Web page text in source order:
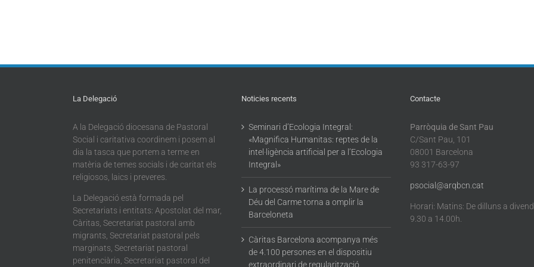
La Delegació
A la Delegació diocesana de Pastoral
Social i caritativa coordinem i posem al
dia la tasca que portem a terme en
matèria de temes socials i de caritat els
religiosos, laics i preveres.
La Delegació està formada pel
Secretariats i entitats: Apostolat del mar,
Càritas, Secretariat pastoral amb
migrants, Secretariat pastoral pels
marginats, Secretariat pastoral
penitenciària, Secretariat pastoral del
Noticies recents
Seminari d’Ecologia Integral:
«Magnifica Humanitas: reptes de la
intel·ligència artificial per a l’Ecologia
Integral»
La processó marítima de la Mare de
Déu del Carme torna a omplir la
Barceloneta
Càritas Barcelona acompanya més
de 4.100 persones en el dispositiu
extraordinari de regularització
Contacte
Parròquia de Sant Pau
C/Sant Pau, 101
08001 Barcelona
93 317-63-97
psocial@arqbcn.cat
Horari: Matins: De dilluns a
9.30 a 14.00h.